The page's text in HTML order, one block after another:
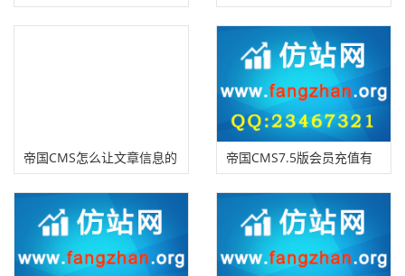
码高亮
持标签调用方法
帝国CMS怎么让文章信息的
ID从1开始？
帝国CMS7.5版会员充值有
效期升级，更完善。让网站
内容商业化更顺畅